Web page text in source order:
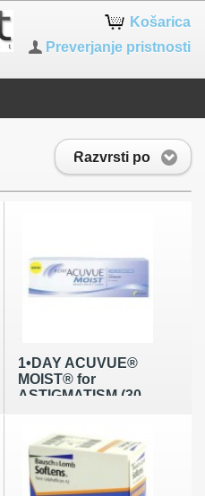
Košarica
Preverjanje pristnosti
Razvrsti po
1•DAY ACUVUE®
MOIST® for
ASTIGMATISM (30